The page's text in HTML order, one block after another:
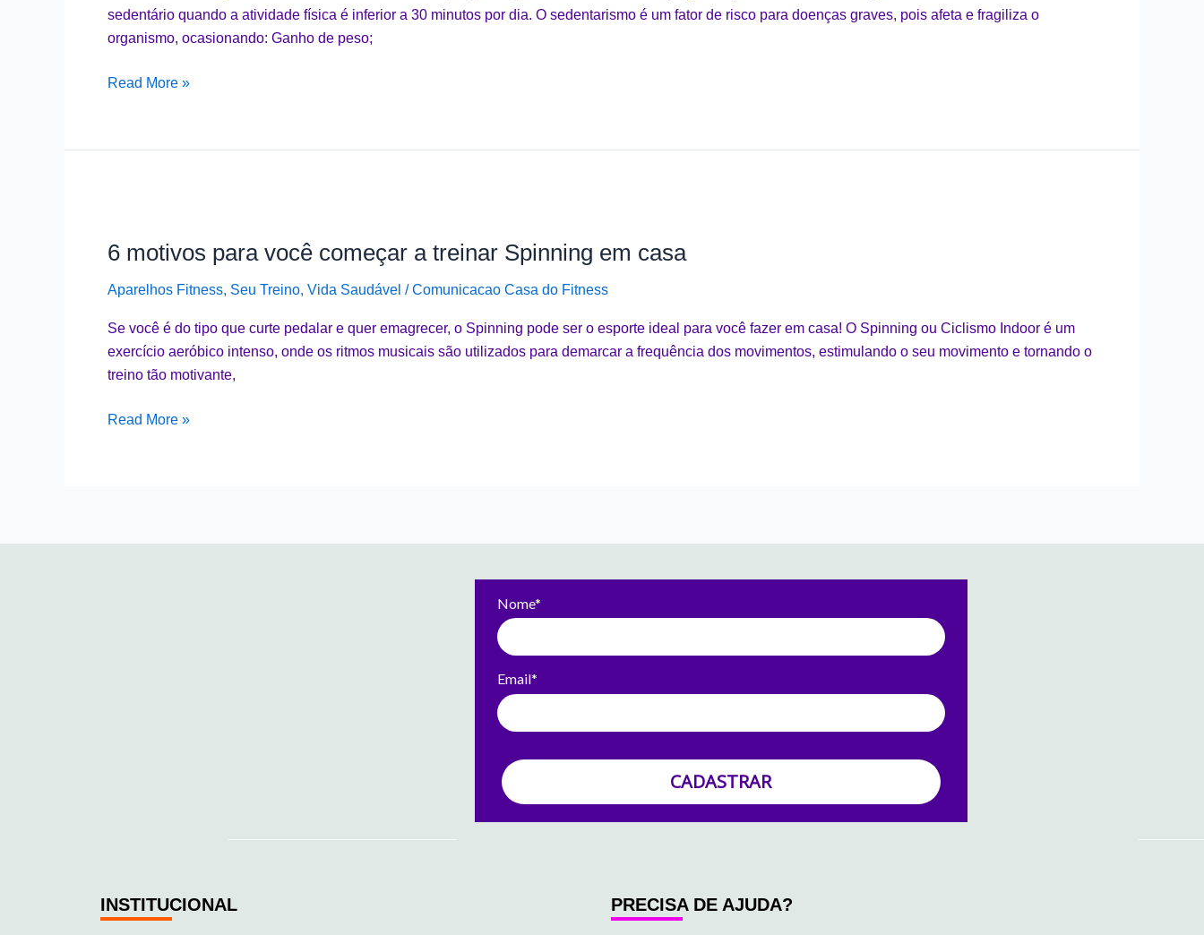
sedentário quando a atividade física é inferior a 30 minutos por dia. O sedentarismo é um fator de risco para doenças graves, pois afeta e fragiliza o
organismo, ocasionando: Ganho de peso;
sedentarismo?
Read More »
6 motivos para você começar a treinar Spinning em casa
Aparelhos Fitness, Seu Treino, Vida Saudável /Comunicacao Casa do Fitness
Se você é do tipo que curte pedalar e quer emagrecer, o Spinning pode ser o esporte ideal para você fazer em casa! O Spinning ou Ciclismo Indoor é um
exercício aeróbico intenso, onde os ritmos musicais são utilizados para demarcar a frequência dos movimentos, estimulando o seu movimento e tornando o
treino tão motivante,
para
começar
a
treinar
Spinning
casa
Read More »
Nome*
Email*
CADASTRAR
INSTITUCIONAL PRECISA DE AJUDA?